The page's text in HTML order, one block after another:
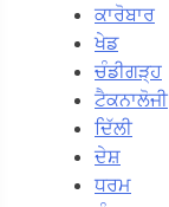
ਕਾਰੋਬਾਰ
ਖੇਡ
ਚੰਡੀਗੜ੍ਹ
ਟੈਕਨਾਲੋਜੀ
ਦਿੱਲੀ
ਦੇਸ਼
ਧਰਮ